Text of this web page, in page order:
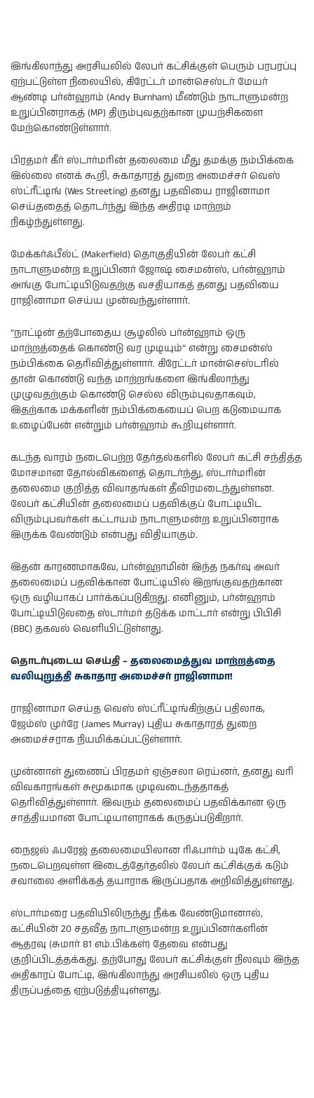
இங்கிலாந்து அரசியலில் லேபர் கட்சிக்குள் பெரும் பரபரப்பு
ஏற்பட்டுள்ள நிலையில், கிரேட்டர் மான்செஸ்டர் மேயர்
ஆண்டி பர்ன்ஹாம் (Andy Burnham) மீண்டும் நாடாளுமன்ற
உறுப்பினராகத் (MP) திரும்புவதற்கான முயற்சிகளை
மேற்கொண்டுள்ளார்.
பிரதமர் கீர் ஸ்டார்மரின் தலைமை மீது தமக்கு நம்பிக்கை
இல்லை எனக் கூறி, சுகாதாரத் துறை அமைச்சர் வெஸ்
ஸ்ட்ரீட்டிங் (Wes Streeting) தனது பதவியை ராஜினாமா
செய்ததைத் தொடர்ந்து இந்த அதிரடி மாற்றம்
நிகழ்ந்துள்ளது.
மேக்கர்ஃபீல்ட் (Makerfield) தொகுதியின் லேபர் கட்சி
நாடாளுமன்ற உறுப்பினர் ஜோஷ் சைமன்ஸ், பர்ன்ஹாம்
அங்கு போட்டியிடுவதற்கு வசதியாகத் தனது பதவியை
ராஜினாமா செய்ய முன்வந்துள்ளார்.
“நாட்டின் தற்போதைய சூழலில் பர்ன்ஹாம் ஒரு
மாற்றத்தைக் கொண்டு வர முடியும்” என்று சைமன்ஸ்
நம்பிக்கை தெரிவித்துள்ளார். கிரேட்டர் மான்செஸ்டரில்
தான் கொண்டு வந்த மாற்றங்களை இங்கிலாந்து
முழுவதற்கும் கொண்டு செல்ல விரும்புவதாகவும்,
இதற்காக மக்களின் நம்பிக்கையைப் பெற கடுமையாக
உழைப்பேன் என்றும் பர்ன்ஹாம் கூறியுள்ளார்.
கடந்த வாரம் நடைபெற்ற தேர்தல்களில் லேபர் கட்சி சந்தித்த
மோசமான தோல்விகளைத் தொடர்ந்து, ஸ்டார்மரின்
தலைமை குறித்த விவாதங்கள் தீவிரமடைந்துள்ளன.
லேபர் கட்சியின் தலைமைப் பதவிக்குப் போட்டியிட
விரும்புபவர்கள் கட்டாயம் நாடாளுமன்ற உறுப்பினராக
இருக்க வேண்டும் என்பது விதியாகும்.
இதன் காரணமாகவே, பர்ன்ஹாமின் இந்த நகர்வு அவர்
தலைமைப் பதவிக்கான போட்டியில் இறங்குவதற்கான
ஒரு வழியாகப் பார்க்கப்படுகிறது. எனினும், பர்ன்ஹாம்
போட்டியிடுவதை ஸ்டார்மர் தடுக்க மாட்டார் என்று பிபிசி
(BBC) தகவல் வெளியிட்டுள்ளது.
தொடர்புடைய செய்தி – தலைமைத்துவ மாற்றத்தை
வலியுறுத்தி சுகாதார அமைச்சர் ராஜினாமா!
ராஜினாமா செய்த வெஸ் ஸ்ட்ரீட்டிங்கிற்குப் பதிலாக,
ஜேம்ஸ் முர்ரே (James Murray) புதிய சுகாதாரத் துறை
அமைச்சராக நியமிக்கப்பட்டுள்ளார்.
முன்னாள் துணைப் பிரதமர் ஏஞ்சலா ரெய்னர், தனது வரி
விவகாரங்கள் சுமூகமாக முடிவடைந்ததாகத்
தெரிவித்துள்ளார். இவரும் தலைமைப் பதவிக்கான ஒரு
சாத்தியமான போட்டியாளராகக் கருதப்படுகிறார்.
நைஜல் ஃபரேஜ் தலைமையிலான ரிஃபார்ம் யுகே கட்சி,
நடைபெறவுள்ள இடைத்தேர்தலில் லேபர் கட்சிக்குக் கடும்
சவாலை அளிக்கத் தயாராக இருப்பதாக அறிவித்துள்ளது.
ஸ்டார்மரை பதவியிலிருந்து நீக்க வேண்டுமானால்,
கட்சியின் 20 சதவீத நாடாளுமன்ற உறுப்பினர்களின்
ஆதரவு (சுமார் 81 எம்.பிக்கள்) தேவை என்பது
குறிப்பிடத்தக்கது. தற்போது லேபர் கட்சிக்குள் நிலவும் இந்த
அதிகாரப் போட்டி, இங்கிலாந்து அரசியலில் ஒரு புதிய
திருப்பத்தை ஏற்படுத்தியுள்ளது.